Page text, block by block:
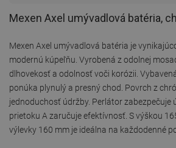
Mexen Axel umývadlová batéria,
Mexen Axel umývadlová batéria je
modernú kúpeľňu. Vyrobená z odolnej
dlhovekosť a odolnosť voči korózii.
ponúka plynulý a presný chod. Povrch z
jednoduchosť údržby. Perlátor zabezpečuje
prietoku A zaručuje efektívnosť. S výškou
výlevky 160 mm je ideálna na každodenné